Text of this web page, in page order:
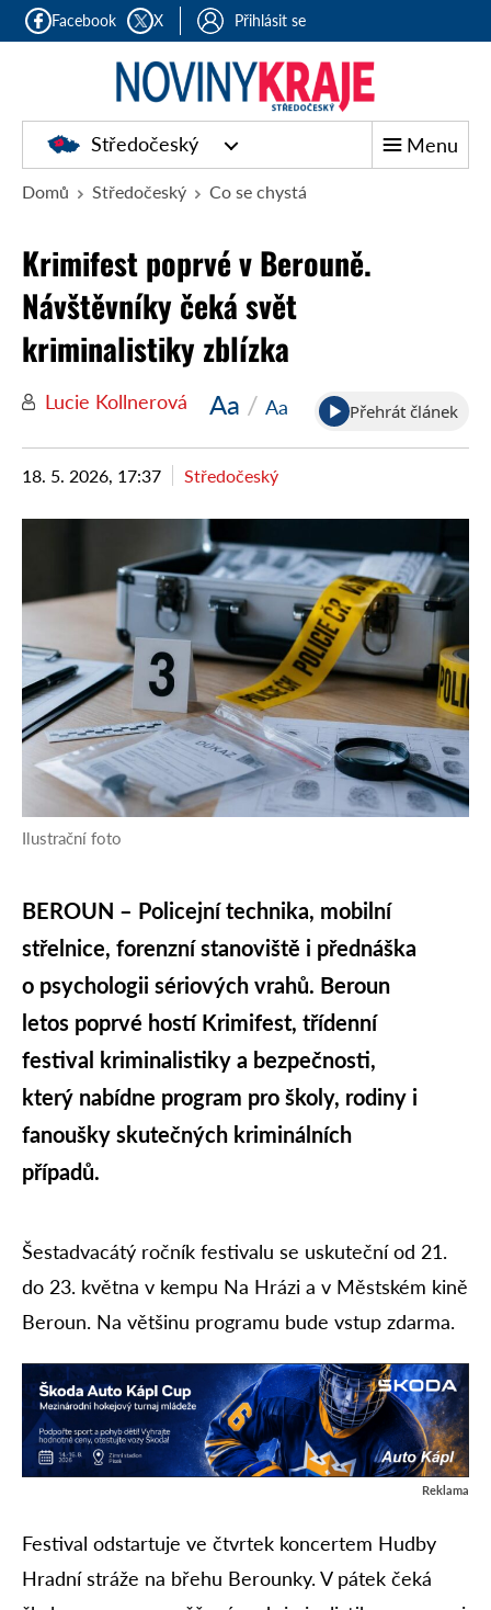
Facebook X Přihlásit se
Středočeský Menu
Domů Středočeský Co se chystá
Krimifest poprvé v Berouně.
Návštěvníky čeká svět
kriminalistiky zblízka
Lucie Kollnerová Aa / Aa Přehrát článek
18. 5. 2026, 17:37 Středočeský
Ilustrační foto
BEROUN – Policejní technika, mobilní
střelnice, forenzní stanoviště i přednáška
o psychologii sériových vrahů. Beroun
letos poprvé hostí Krimifest, třídenní
festival kriminalistiky a bezpečnosti,
který nabídne program pro školy, rodiny i
fanoušky skutečných kriminálních
případů.
Šestadvacátý ročník festivalu se uskuteční od 21.
do 23. května v kempu Na Hrázi a v Městském kině
Beroun. Na většinu programu bude vstup zdarma.
Reklama
Festival odstartuje ve čtvrtek koncertem Hudby
Hradní stráže na břehu Berounky. V pátek čeká